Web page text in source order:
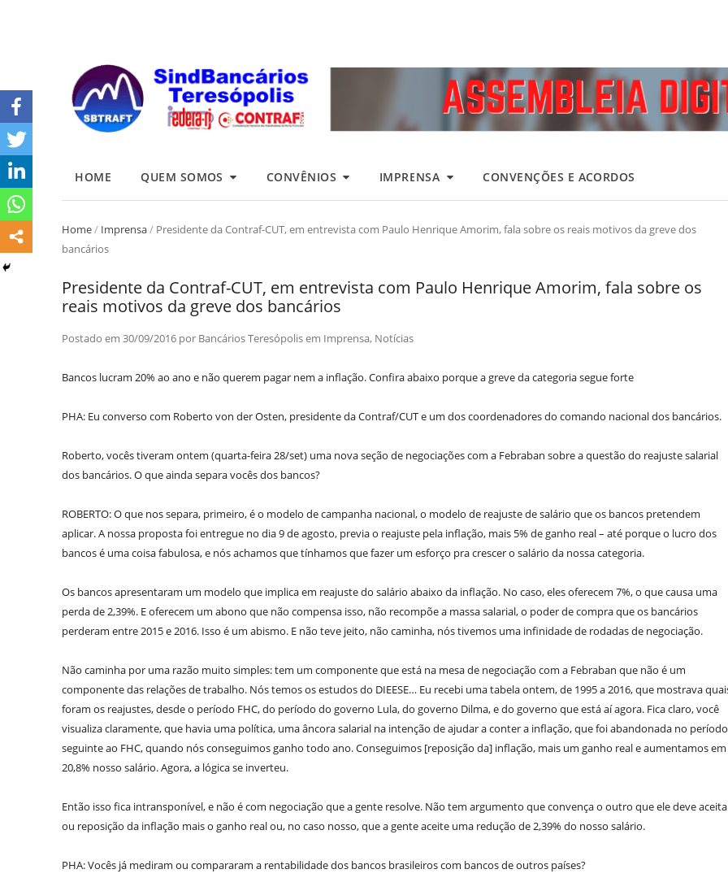
HOME QUEM SOMOS CONVÊNIOS IMPRENSA CONVENÇÕES E ACORDOS
Home/ Imprensa/ Presidente da Contraf-CUT, em entrevista com Paulo Henrique Amorim, fala sobre os reais motivos da greve dos
bancários
Presidente da Contraf-CUT, em entrevista com Paulo Henrique Amorim, fala sobre os
reais motivos da greve dos bancários
Postado em 30/09/2016 por Bancários Teresópolisem Imprensa, Notícias
Bancos lucram 20% ao ano e não querem pagar nem a inflação. Confira abaixo porque a greve da categoria segue forte
PHA: Eu converso com Roberto von der Osten, presidente da Contraf/CUT e um dos coordenadores do comando nacional dos bancários.
Roberto, vocês tiveram ontem (quarta-feira 28/set) uma nova seção de negociações com a Febraban sobre a questão do reajuste salarial
dos bancários. O que ainda separa vocês dos bancos?
ROBERTO: O que nos separa, primeiro, é o modelo de campanha nacional, o modelo de reajuste de salário que os bancos pretendem
aplicar. A nossa proposta foi entregue no dia 9 de agosto, previa o reajuste pela inflação, mais 5% de ganho real – até porque o lucro dos
bancos é uma coisa fabulosa, e nós achamos que tínhamos que fazer um esforço pra crescer o salário da nossa categoria.
Os bancos apresentaram um modelo que implica em reajuste do salário abaixo da inflação. No caso, eles oferecem 7%, o que causa uma
perda de 2,39%. E oferecem um abono que não compensa isso, não recompõe a massa salarial, o poder de compra que os bancários
perderam entre 2015 e 2016. Isso é um abismo. E não teve jeito, não caminha, nós tivemos uma infinidade de rodadas de negociação.
Não caminha por uma razão muito simples: tem um componente que está na mesa de negociação com a Febraban que não é um
componente das relações de trabalho. Nós temos os estudos do DIEESE… Eu recebi uma tabela ontem, de 1995 a 2016, que mostrava
foram os reajustes, desde o período FHC, do período do governo Lula, do governo Dilma, e do governo que está aí agora. Fica claro, você
visualiza claramente, que havia uma política, uma âncora salarial na intenção de ajudar a conter a inflação, que foi abandonada no período
seguinte ao FHC, quando nós conseguimos ganho todo ano. Conseguimos [reposição da] inflação, mais um ganho real e aumentamos em
20,8% nosso salário. Agora, a lógica se inverteu.
Então isso fica intransponível, e não é com negociação que a gente resolve. Não tem argumento que convença o outro que ele deve
ou reposição da inflação mais o ganho real ou, no caso nosso, que a gente aceite uma redução de 2,39% do nosso salário.
PHA: Vocês já mediram ou compararam a rentabilidade dos bancos brasileiros com bancos de outros países?